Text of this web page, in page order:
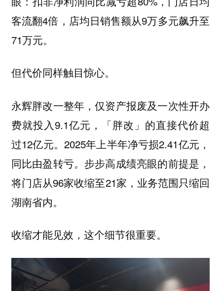
客流翻4倍，店均日销售额从9万多元飙升至
71万元。
但代价同样触目惊心。
永辉胖改一整年，仅资产报废及一次性开办
费就投入9.1亿元，「胖改」的直接代价超
过12亿元。2025年上半年净亏损2.41亿元，
同比由盈转亏。步步高成绩亮眼的前提是，
将门店从96家收缩至21家，业务范围只缩回
湖南省内。
收缩才能见效，这个细节很重要。